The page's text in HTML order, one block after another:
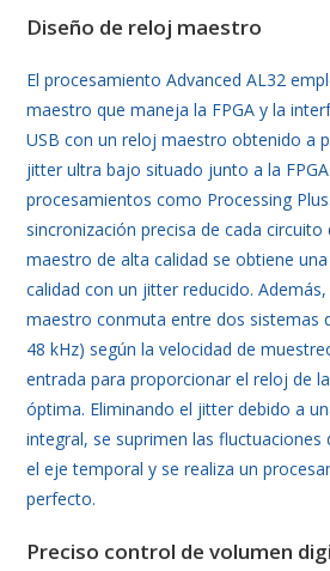
Diseño de reloj maestro
El procesamiento Advanced AL32
maestro que maneja la FPGA y la
USB con un reloj maestro obtenido a
jitter ultra bajo situado junto a la
procesamientos como Processing
sincronización precisa de cada
maestro de alta calidad se obtiene
calidad con un jitter reducido.
maestro conmuta entre dos sistemas
48 kHz) según la velocidad de
entrada para proporcionar el reloj de
óptima. Eliminando el jitter debido a
integral, se suprimen las
el eje temporal y se realiza un
perfecto.
Preciso control de volumen